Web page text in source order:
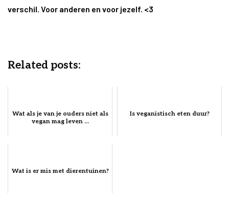
verschil. Voor anderen en voor jezelf. <3
Related posts:
Wat als je van je ouders niet als
vegan mag leven ...
Is veganistisch eten duur?
Wat is er mis met dierentuinen?